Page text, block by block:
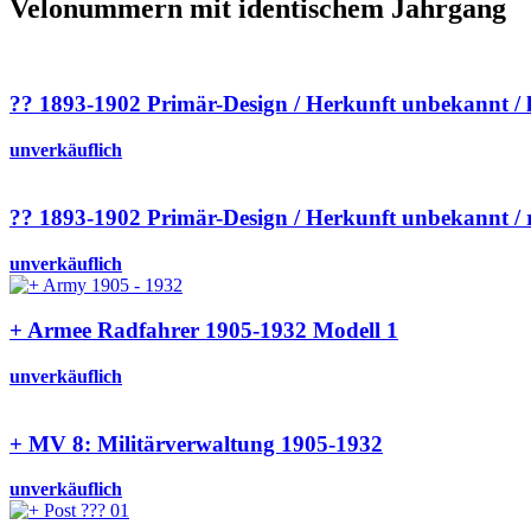
Velonummern mit identischem Jahrgang
?? 1893-1902 Primär-Design / Herkunft unbekannt /
unverkäuflich
?? 1893-1902 Primär-Design / Herkunft unbekannt /
unverkäuflich
+ Armee Radfahrer 1905-1932 Modell 1
unverkäuflich
+ MV 8: Militärverwaltung 1905-1932
unverkäuflich